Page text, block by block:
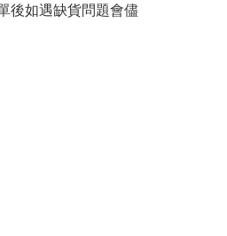
後如遇缺貨問題會儘